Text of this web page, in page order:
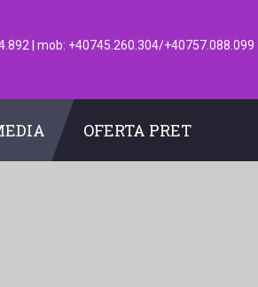
mob: +40745.260.304/+40757.088.099
OFERTA PRET